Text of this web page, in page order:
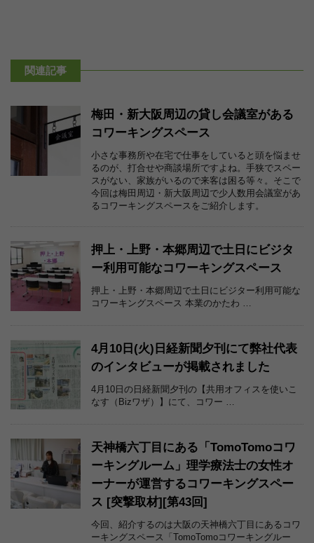
関連記事
梅田・新大阪周辺の貸し会議室がある
コワーキングスペース
小さな事務所や在宅で仕事をしていると頭を悩ませ
るのが、打合せや商談場所ですよね。手狭でスペー
スがない、家族がいるので来客は困る等々。そこで
今回は梅田周辺・新大阪周辺で少人数用会議室があ
るコワーキングスペースをご紹介します。
押上・上野・本郷周辺で土日にビジタ
ー利用可能なコワーキングスペース
押上・上野・本郷周辺で土日にビジター利用可能な
コワーキングスペース 本業のかたわ …
4月10日(火)日経新聞夕刊にて弊社代表
のインタビューが掲載されました
4月10日の日経新聞夕刊の【共用オフィスを使いこ
なす（Bizワザ）】にて、コワー …
天神橋六丁目にある「TomoTomoコワ
ーキングルーム」理学療法士の女性オ
ーナーが運営するコワーキングスペー
ス [突撃取材][第43回]
今回、紹介するのは大阪の天神橋六丁目にあるコワ
ーキングスペース「TomoTomoコワーキングルー